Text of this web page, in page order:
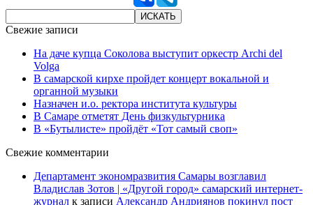
Свежие записи
На даче купца Соколова выступит оркестр Archi del
Volga
В самарской кирхе пройдет концерт вокальной и
органной музыки
Назначен и.о. ректора института культуры
В Самаре отметят День физкультурника
В «Бутылисте» пройдёт «Тот самый своп»
Свежие комментарии
Департамент экономразвития Самары возглавил
Владислав Зотов | «Другой город» самарский интернет-
журнал к записи Александр Андриянов покинул пост